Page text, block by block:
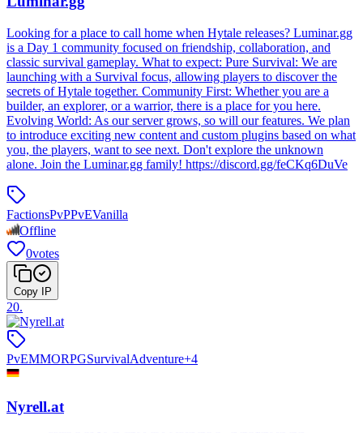
Looking for a place to call home when Hytale releases? Luminar.gg
is a Day 1 community focused on friendship, collaboration, and
classic survival gameplay. What to expect: Pure Survival: We are
launching with a Survival focus, allowing players to discover the
secrets of Hytale together. Community First: Whether you are a
builder, an explorer, or a warrior, there is a place for you here.
Evolving World: As our server grows, so will our features. We plan
to introduce exciting new content and custom plugins based on what
you, the players, want to see next. Don't explore the unknown
alone. Join the Luminar.gg family! https://discord.gg/feCKq6DuVe
FactionsPvPPvEVanilla
Offline
0votes
Copy IP
20.
PvEMMORPGSurvivalAdventure+4
Nyrell.at